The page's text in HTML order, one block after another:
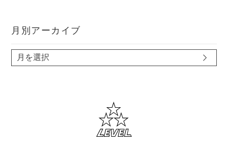
月別アーカイブ